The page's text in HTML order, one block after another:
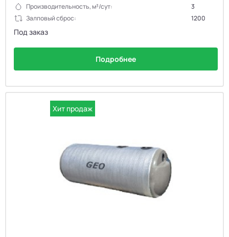
Производительность, м³/сут:
3
Залповый сброс:
1200
Под заказ
Подробнее
Хит продаж